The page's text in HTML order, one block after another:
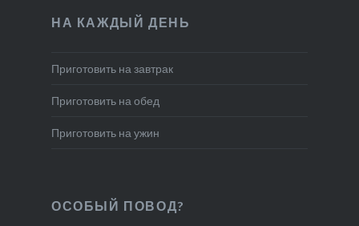
НА КАЖДЫЙ ДЕНЬ
Приготовить на завтрак
Приготовить на обед
Приготовить на ужин
ОСОБЫЙ ПОВОД?